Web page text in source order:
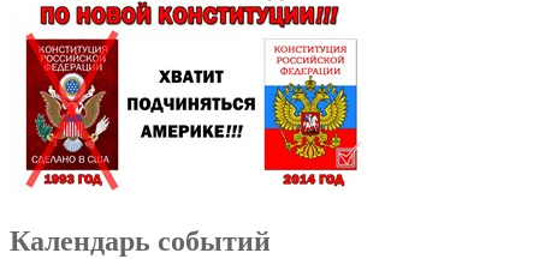
Календарь событий